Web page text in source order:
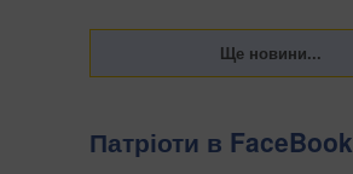
Патріоти в FaceBook